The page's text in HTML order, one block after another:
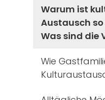
Warum ist
Austausch
Was sind die
Wie